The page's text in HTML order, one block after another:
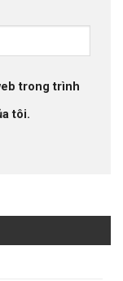
trong trình
tôi.